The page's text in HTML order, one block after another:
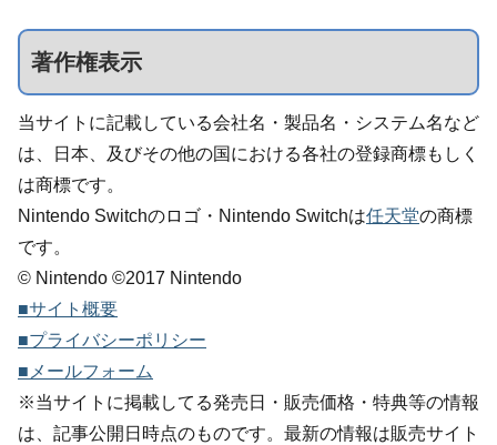
著作権表示
当サイトに記載している会社名・製品名・システム名など
は、日本、及びその他の国における各社の登録商標もしく
は商標です。
Nintendo Switchのロゴ・Nintendo Switchは任天堂の商標
です。
© Nintendo ©2017 Nintendo
■サイト概要
■プライバシーポリシー
■メールフォーム
※当サイトに掲載してる発売日・販売価格・特典等の情報
は、記事公開日時点のものです。最新の情報は販売サイト